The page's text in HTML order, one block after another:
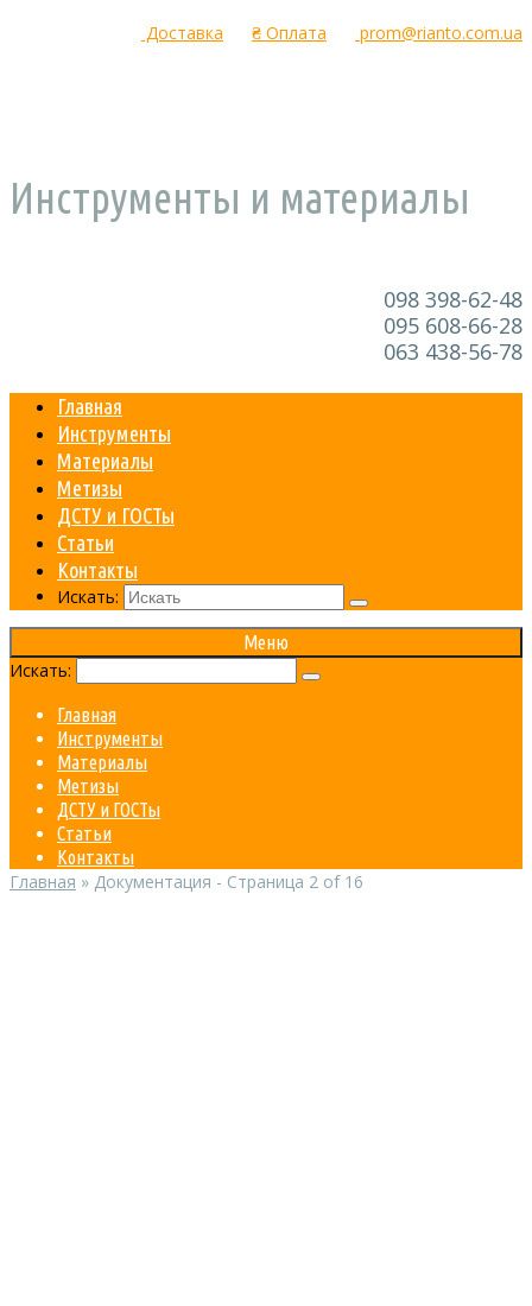
Доставка ₴ Оплата prom@rianto.com.ua
Инструменты и материалы
098 398-62-48
095 608-66-28
063 438-56-78
Главная
Инструменты
Материалы
Метизы
ДСТУ и ГОСТы
Статьи
Контакты
Искать:
Меню
Искать:
Главная
Инструменты
Материалы
Метизы
ДСТУ и ГОСТы
Статьи
Контакты
Главная » Документация - Страница 2 of 16